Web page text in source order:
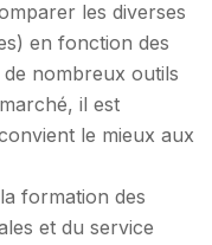
les diverses
en fonction des
nombreux outils
il est
le mieux aux
formation des
et du service